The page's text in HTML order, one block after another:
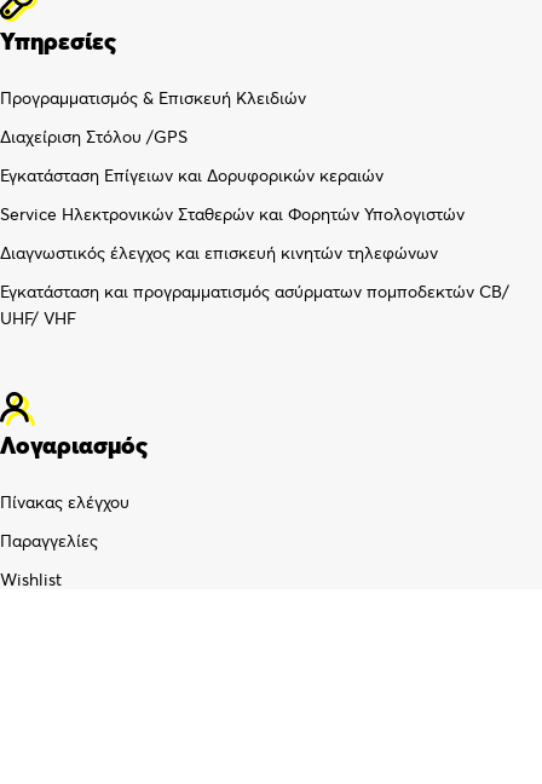
Υπηρεσίες
Προγραμματισμός & Επισκευή Κλειδιών
Διαχείριση Στόλου /GPS
Εγκατάσταση Επίγειων και Δορυφορικών κεραιών
Service Ηλεκτρονικών Σταθερών και Φορητών Υπολογιστών
Διαγνωστικός έλεγχος και επισκευή κινητών τηλεφώνων
Εγκατάσταση και προγραμματισμός ασύρματων πομποδεκτών CB/
UHF/ VHF
Λογαριασμός
Πίνακας ελέγχου
Παραγγελίες
Wishlist